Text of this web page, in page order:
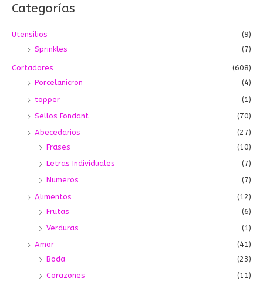
rCategorías
Utensilios
(9)
Sprinkles
(7)
Cortadores
(608)
Porcelanicron
(4)
topper
(1)
Sellos Fondant
(70)
Abecedarios
(27)
Frases
(10)
Letras Individuales
(7)
Numeros
(7)
Alimentos
(12)
Frutas
(6)
Verduras
(1)
Amor
(41)
Boda
(23)
Corazones
(11)